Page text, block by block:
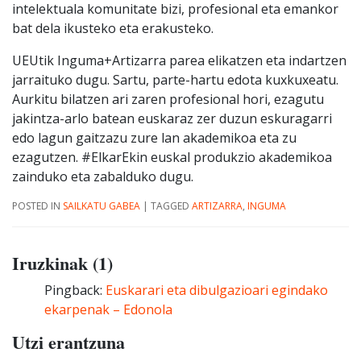
intelektuala komunitate bizi, profesional eta emankor
bat dela ikusteko eta erakusteko.
UEUtik Inguma+Artizarra parea elikatzen eta indartzen
jarraituko dugu. Sartu, parte-hartu edota kuxkuxeatu.
Aurkitu bilatzen ari zaren profesional hori, ezagutu
jakintza-arlo batean euskaraz zer duzun eskuragarri
edo lagun gaitzazu zure lan akademikoa eta zu
ezagutzen. #ElkarEkin euskal produkzio akademikoa
zainduko eta zabalduko dugu.
POSTED IN SAILKATU GABEA | TAGGED ARTIZARRA, INGUMA
Iruzkinak (1)
Pingback: Euskarari eta dibulgazioari egindako
ekarpenak – Edonola
Utzi erantzuna